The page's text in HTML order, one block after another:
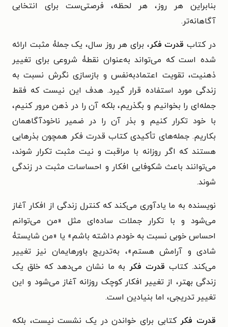
بنابراین هر روز، هر لحظه، فرصتی‌ست برای انتخابی
آگاهانه‌تر.
در کتاب قدرت فکر، برای هر روز سال، یک جملۀ مثبت ارائه
شده است که می‌تواند به‌عنوان نقطۀ شروعی برای تغییر
ذهنیت، تقویت اعتمادبه‌نفس و بازسازی نگرش نسبت به
زندگی مورد استفاده قرار گیرد. هدف این نیست که فقط
جمله‌ای را بخوانیم و بگذریم، بلکه آن را در ذهن مرور کنیم،
با خود تکرار کنیم و بذر آن را در ضمیر ناخودآگاهمان
بکاریم. جمله‌های تأکیدی کتاب قدرت فکر همچون بذرهایی
هستند که اگر روزانه با مراقبت و نیت مثبت تکرار شوند،
می‌توانند باعث شکوفایی افکار و احساسات مثبت در زندگی
شوند.
نویسنده به ما یادآوری می‌کند که کنترل زندگی از افکار آغاز
می‌شود و با تکرار جملات ساده‌ای مثل «من می‌توانم
احساس خوبی نسبت به خودم داشته باشم» یا «من شایستۀ
شادی و آرامش هستم»، به‌تدریج باورهایمان نیز تغییر
می‌کند. کتابقدرت فکر به ما نشان می‌دهد که خلق یک
زندگی بهتر، از تغییر افکار کوچک روزانه آغاز می‌شود و این
تغییر تدریجی، اما بنیادین است.
قدرت فکر کتابی برای خواندن در یک‌ نشست نیست، بلکه